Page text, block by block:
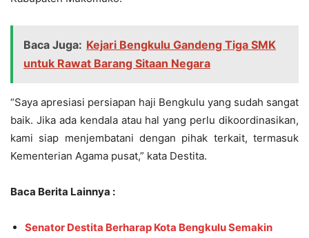
Baca Juga: Kejari Bengkulu Gandeng Tiga SMK
untuk Rawat Barang Sitaan Negara
“Saya apresiasi persiapan haji Bengkulu yang sudah sangat
baik. Jika ada kendala atau hal yang perlu dikoordinasikan,
kami siap menjembatani dengan pihak terkait, termasuk
Kementerian Agama pusat,” kata Destita.
Baca Berita Lainnya :
Senator Destita Berharap Kota Bengkulu Semakin